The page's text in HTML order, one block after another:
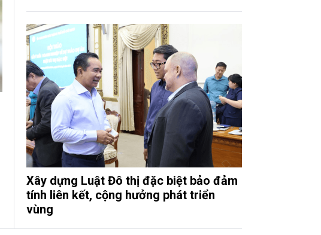
Xây dựng Luật Đô thị đặc biệt bảo đảm
tính liên kết, cộng hưởng phát triển
vùng